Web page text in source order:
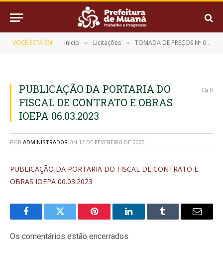
VOCÊ ESTÁ EM: Inicio » Licitações » TOMADA DE PREÇOS Nº 02/2023 (REFORMA DO ABATEDOURO PÚBLICO MUNICIPAL DO MUNICÍPIO DE MUANÁ)
PUBLICAÇÃO DA PORTARIA DO
FISCAL DE CONTRATO E OBRAS
IOEPA 06.03.2023
0
POR ADMINISTRADOR ON 12 DE FEVEREIRO DE 2025
PUBLICAÇÃO DA PORTARIA DO FISCAL DE CONTRATO E
OBRAS IOEPA 06.03.2023
FacebookTwitter Pinterest LinkedInTumblr
E-
Os comentários estão encerrados.